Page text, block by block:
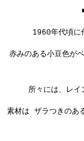
1960年代頃に
赤みのある小豆色が
所々には、レイ
素材は ザラつきのあ